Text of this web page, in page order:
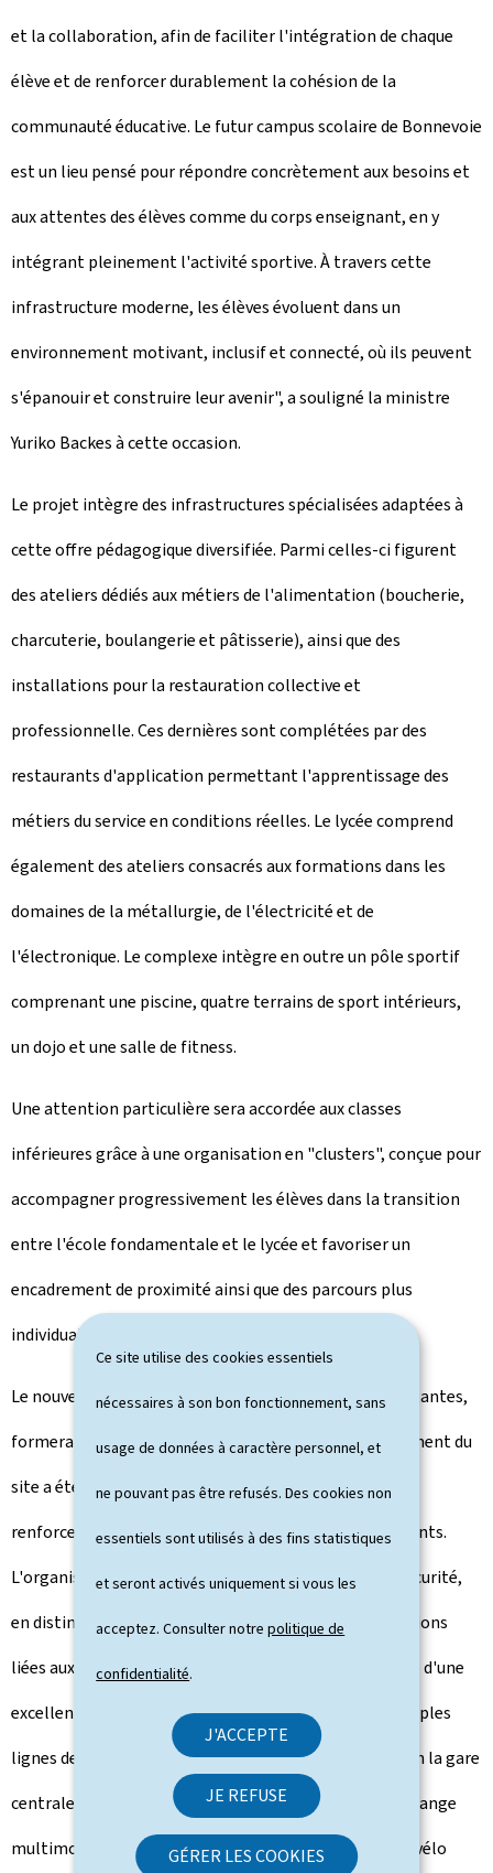
Ce site utilise des cookies essentiels
nécessaires à son bon fonctionnement, sans
usage de données à caractère personnel, et
ne pouvant pas être refusés. Des cookies non
essentiels sont utilisés à des fins statistiques
et seront activés uniquement si vous les
acceptez. Consulter notrepolitique de
confidentialité.
J'ACCEPTE
JE REFUSE
GÉRER LES COOKIES
et la collaboration, afin de faciliter l'intégration de chaque
élève et de renforcer durablement la cohésion de la
communauté éducative. Le futur campus scolaire de Bonnevoie
est un lieu pensé pour répondre concrètement aux besoins et
aux attentes des élèves comme du corps enseignant, en y
intégrant pleinement l'activité sportive. À travers cette
infrastructure moderne, les élèves évoluent dans un
environnement motivant, inclusif et connecté, où ils peuvent
s'épanouir et construire leur avenir", a souligné la ministre
Yuriko Backes à cette occasion.
Le projet intègre des infrastructures spécialisées adaptées à
cette offre pédagogique diversifiée. Parmi celles-ci figurent
des ateliers dédiés aux métiers de l'alimentation (boucherie,
charcuterie, boulangerie et pâtisserie), ainsi que des
installations pour la restauration collective et
professionnelle. Ces dernières sont complétées par des
restaurants d'application permettant l'apprentissage des
métiers du service en conditions réelles. Le lycée comprend
également des ateliers consacrés aux formations dans les
domaines de la métallurgie, de l'électricité et de
l'électronique. Le complexe intègre en outre un pôle sportif
comprenant une piscine, quatre terrains de sport intérieurs,
un dojo et une salle de fitness.
Une attention particulière sera accordée aux classes
inférieures grâce à une organisation en "clusters", conçue pour
accompagner progressivement les élèves dans la transition
entre l'école fondamentale et le lycée et favoriser un
encadrement de proximité ainsi que des parcours plus
individualisés.
Le nouvel ensemble, combiné aux infrastructures existantes,
formera le campus scolaire de Bonnevoie. L'aménagement du
site a été pensé pour favoriser les mobilités actives et
renforcer les connexions entre les quartiers environnants.
L'organisation des accès garantit un haut niveau de sécurité,
en distinguant clairement les flux piétons des circulations
liées aux véhicules.Idéalement situé, le lycée bénéficie d'une
excellente desserte grâce à un arrêt de tram, ses multiples
lignes de bus et sa proximité immédiate avec aussi bien la gare
centrale que la gare de Howald en tant que pôles d'échange
multimodaux. Il est également aisément accessible à vélo